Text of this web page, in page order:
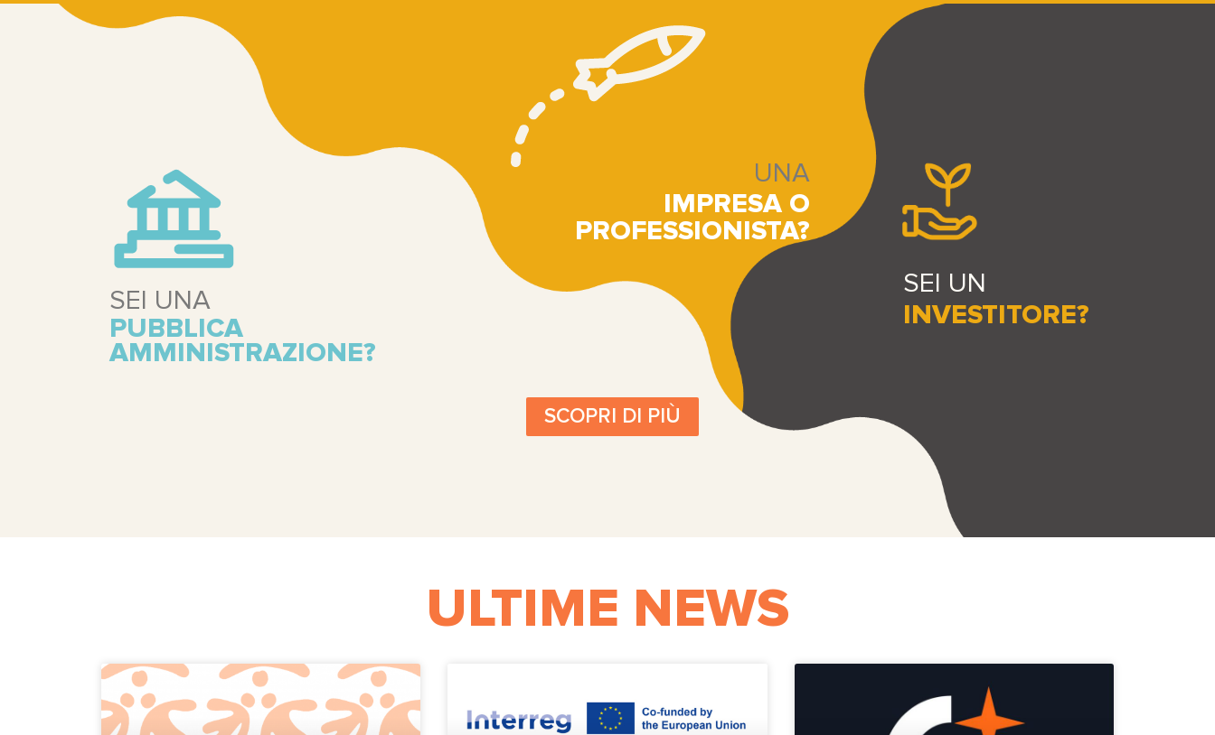
SEI UNA
PUBBLICA
AMMINISTRAZIONE?
UNA
IMPRESA O
PROFESSIONISTA?
SEI UN
INVESTITORE?
SCOPRI DI PIÙ
ULTIME NEWS